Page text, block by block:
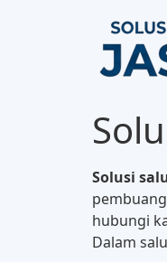
Solusi
hubungi
Dalam